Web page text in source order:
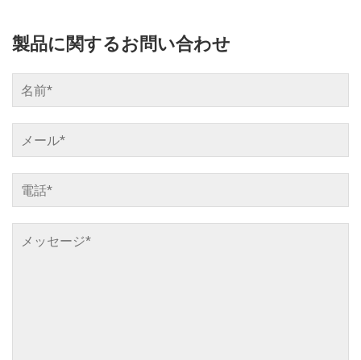
製品に関するお問い合わせ